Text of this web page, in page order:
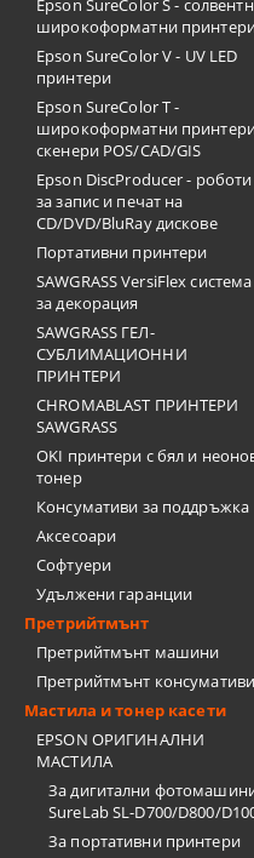
Epson SureColor S -
широкоформатни
Epson SureColor V - UV LED
принтери
Epson SureColor T -
широкоформатни
скенери POS/CAD/GIS
Epson DiscProducer - роботи
за запис и печат на
CD/DVD/BluRay дискове
Портативни принтери
SAWGRASS VersiFlex система
за декорация
SAWGRASS ГЕЛ-
СУБЛИМАЦИОННИ
ПРИНТЕРИ
CHROMABLAST ПРИНТЕРИ
SAWGRASS
OKI принтери с бял и
тонер
Консумативи за поддръжка
Аксесоари
Софтуери
Удължени гаранции
Претрийтмънт
Претрийтмънт машини
Претрийтмънт консумативи
Мастила и тонер касети
EPSON ОРИГИНАЛНИ
МАСТИЛА
За дигитални
SureLab SL-D700/D800/
За портативни принтери